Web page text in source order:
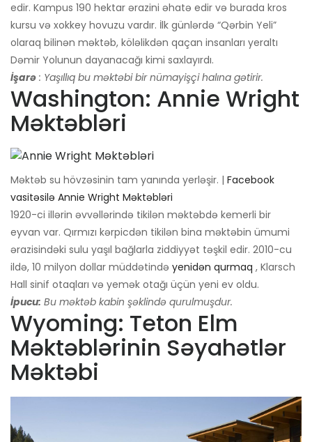
edir. Kampus 190 hektar ərazini əhatə edir və burada kros
kursu və xokkey hovuzu vardır. İlk günlərdə “Qərbin Yeli”
olaraq bilinən məktəb, köləlikdən qaçan insanları yeraltı
Dəmir Yolunun dayanacağı kimi saxlayırdı.
İşarə : Yaşıllıq bu məktəbi bir nümayişçi halına gətirir.
Washington: Annie Wright
Məktəbləri
Məktəb su hövzəsinin tam yanında yerləşir. | Facebook
vasitəsilə Annie Wright Məktəbləri
1920-ci illərin əvvəllərində tikilən məktəbdə kemerli bir
eyvan var. Qırmızı kərpicdən tikilən bina məktəbin ümumi
ərazisindəki sulu yaşıl bağlarla ziddiyyət təşkil edir. 2010-cu
ildə, 10 milyon dollar müddətində yenidən qurmaq , Klarsch
Hall sinif otaqları və yemək otağı üçün yeni ev oldu.
İpucu: Bu məktəb kabin şəklində qurulmuşdur.
Wyoming: Teton Elm
Məktəblərinin Səyahətlər
Məktəbi